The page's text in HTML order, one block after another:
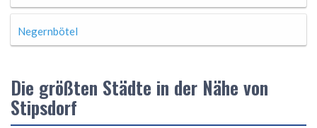
Negernbötel
Die größten Städte in der Nähe von
Stipsdorf